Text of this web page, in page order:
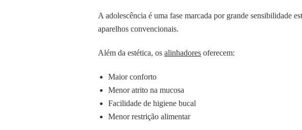
A adolescência é uma fase marcada por grande sensibilidade
aparelhos convencionais.
Além da estética, os alinhadores oferecem:
Maior conforto
Menor atrito na mucosa
Facilidade de higiene bucal
Menor restrição alimentar